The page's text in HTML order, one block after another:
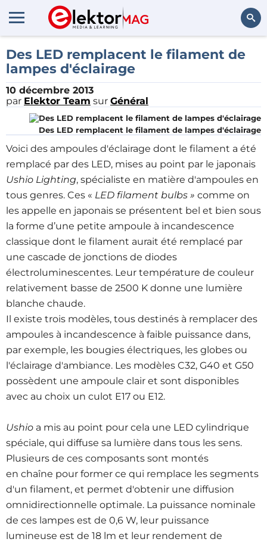
Rechercher
Des LED remplacent le filament de
lampes d'éclairage
10 décembre 2013
par Elektor Team sur Général
Des LED remplacent le filament de lampes d'éclairage
Voici des ampoules d'éclairage dont le filament a été
remplacé par des LED, mises au point par le japonais
Ushio Lighting, spécialiste en matière d'ampoules en
tous genres. Ces « LED filament bulbs » comme on
les appelle en japonais se présentent bel et bien sous
la forme d’une petite ampoule à incandescence
classique dont le filament aurait été remplacé par
une cascade de jonctions de diodes
électroluminescentes. Leur température de couleur
relativement basse de 2500 K donne une lumière
blanche chaude.
Il existe trois modèles, tous destinés à remplacer des
ampoules à incandescence à faible puissance dans,
par exemple, les bougies électriques, les globes ou
l'éclairage d'ambiance. Les modèles C32, G40 et G50
possèdent une ampoule clair et sont disponibles
avec au choix un culot E17 ou E12.
Ushio a mis au point pour cela une LED cylindrique
spéciale, qui diffuse sa lumière dans tous les sens.
Plusieurs de ces composants sont montés
en chaîne pour former ce qui remplace les segments
d'un filament, et permet d'obtenir une diffusion
omnidirectionnelle optimale. La puissance nominale
de ces lampes est de 0,6 W, leur puissance
lumineuse est de 18 lm et leur rendement de